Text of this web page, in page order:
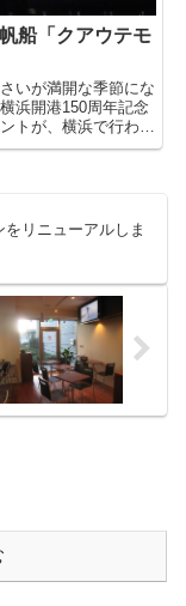
船「クアウテモ
いが満開な季節にな
浜開港150周年記念
トが、横浜で行われ
浜の住民ではない私
そして、今月６日...
リニューアルしま